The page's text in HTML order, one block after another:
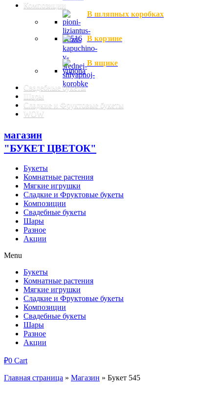
Композиции
В шляпных коробках
В корзине
В ящике
Свадебные букеты
Шары
Сладкие и Фруктовые букеты
WOW
магазин
"БУКЕТ ЦВЕТОК"
Букеты
Комнатные растения
Мягкие игрушки
Сладкие и Фруктовые букеты
Композиции
Свадебные букеты
Шары
Разное
Акции
Menu
Букеты
Комнатные растения
Мягкие игрушки
Сладкие и Фруктовые букеты
Композиции
Свадебные букеты
Шары
Разное
Акции
₽0 Cart
Главная страница » Магазин » Букет 545